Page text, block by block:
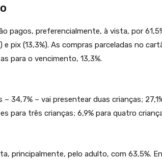
pagos, preferencialmente, à vista, por
e pix (13,3%). As compras parceladas no
para o vencimento, 13,3%.
34,7% – vai presentear duas crianças;
para três crianças; 6,9% para quatro
principalmente, pelo adulto, com 63,5%.